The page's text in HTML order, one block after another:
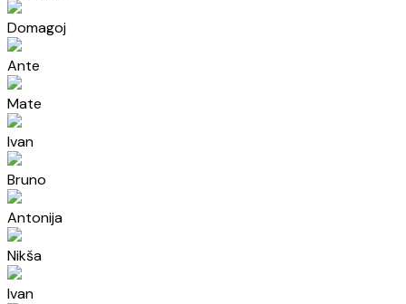
Domagoj
Ante
Mate
Ivan
Bruno
Antonija
Nikša
Ivan